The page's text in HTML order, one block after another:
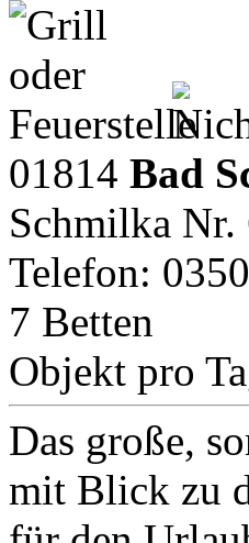
01814 Bad
Schmilka Nr.
Telefon:
7 Betten
Objekt pro
Das große,
mit Blick zu